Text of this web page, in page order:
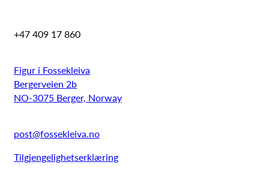
+47 409 17 860
Figur i Fossekleiva
Bergerveien 2b
NO-3075 Berger, Norway
post@fossekleiva.no
Tilgjengelighetserklæring